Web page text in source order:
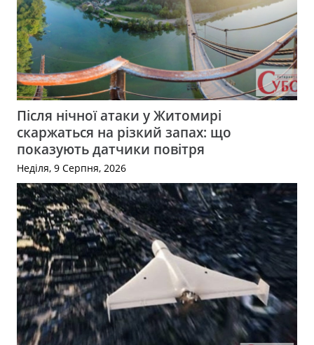
Після нічної атаки у Житомирі
скаржаться на різкий запах: що
показують датчики повітря
Неділя, 9 Серпня, 2026